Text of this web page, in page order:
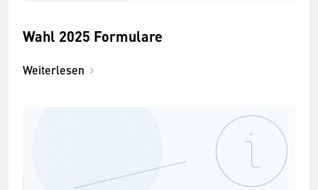
Wahl 2025 Formulare
Weiterlesen